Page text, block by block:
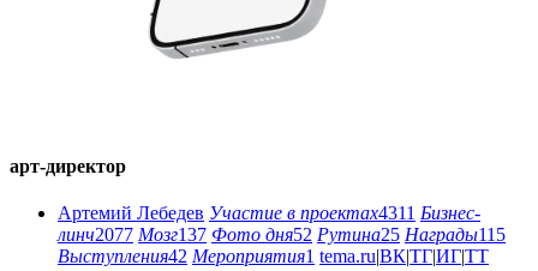
арт-директор
Артемий Лебедев Участие в проектах4311 Бизнес-
линч2077 Мозг137 Фото дня52 Рутина25 Награды115
Выступления42 Мероприятия1 tema.ru|ВК|ТГ|ИГ|ТТ